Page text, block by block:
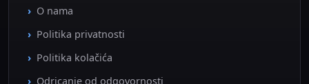
O nama
Politika privatnosti
Politika kolačića
Odricanje od odgovornosti